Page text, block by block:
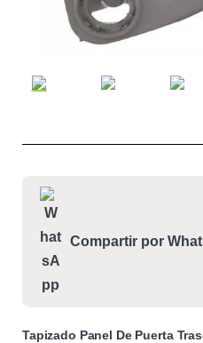
Compartir por
Tapizado Panel De Puerta